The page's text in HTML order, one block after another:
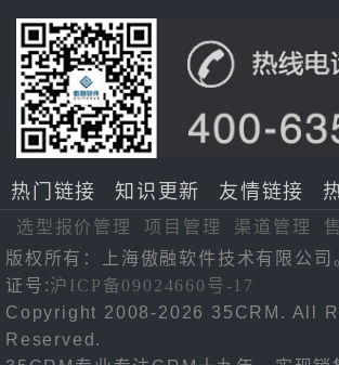
热门链接 知识更新 友情链接
选型报价管理 项目管理 渠道管理
版权所有：上海傲融软件技术有限公
证号:沪ICP备09024660号-17
Copyright 2008-2026 35CRM. All
Reserved.